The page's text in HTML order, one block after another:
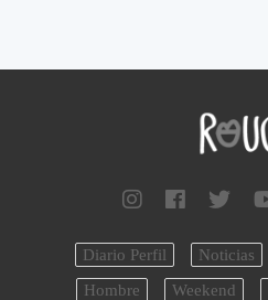
Diario Perfil Noticias
Hombre
Weekend